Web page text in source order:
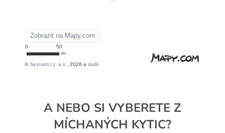
A NEBO SI VYBERETE Z
MÍCHANÝCH KYTIC?